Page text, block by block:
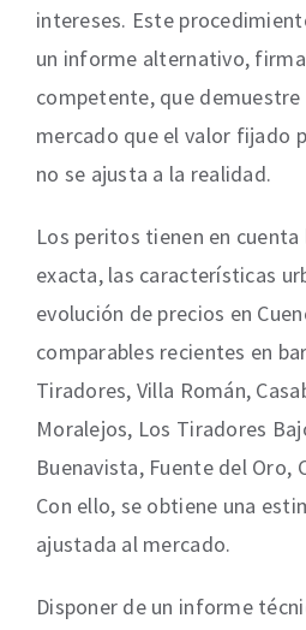
intereses. Este
un informe alternativo,
competente, que
mercado que el valor fijado
no se ajusta a la realidad.
Los peritos tienen en
exacta, las características
evolución de precios en
comparables recientes en
Tiradores, Villa Román,
Moralejos, Los Tiradores
Buenavista, Fuente del Oro,
Con ello, se obtiene una
ajustada al mercado.
Disponer de un informe